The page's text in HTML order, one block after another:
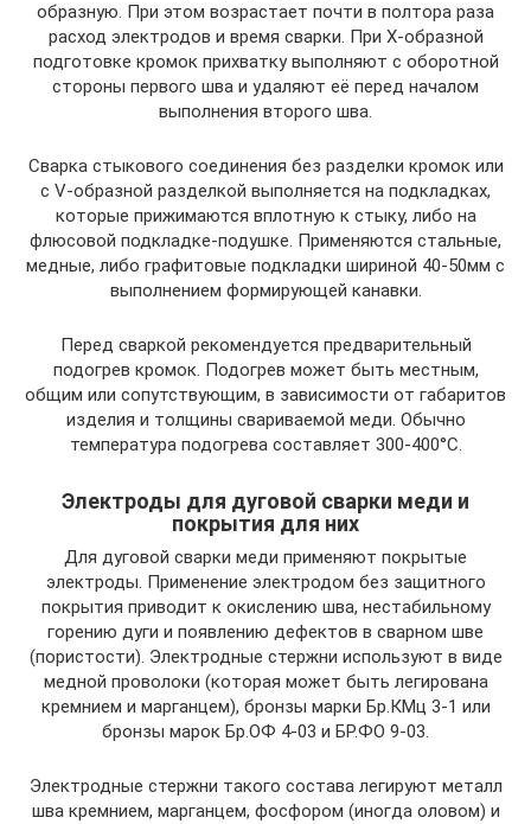
образную. При этом возрастает почти в полтора раза
расход электродов и время сварки. При Х-образной
подготовке кромок прихватку выполняют с оборотной
стороны первого шва и удаляют её перед началом
выполнения второго шва.
Сварка стыкового соединения без разделки кромок или
с V-образной разделкой выполняется на подкладках,
которые прижимаются вплотную к стыку, либо на
флюсовой подкладке-подушке. Применяются стальные,
медные, либо графитовые подкладки шириной 40-50мм с
выполнением формирующей канавки.
Перед сваркой рекомендуется предварительный
подогрев кромок. Подогрев может быть местным,
общим или сопутствующим, в зависимости от габаритов
изделия и толщины свариваемой меди. Обычно
температура подогрева составляет 300-400°C.
Электроды для дуговой сварки меди и
покрытия для них
Для дуговой сварки меди применяют покрытые
электроды. Применение электродом без защитного
покрытия приводит к окислению шва, нестабильному
горению дуги и появлению дефектов в сварном шве
(пористости). Электродные стержни используют в виде
медной проволоки (которая может быть легирована
кремнием и марганцем), бронзы марки Бр.КМц 3-1 или
бронзы марок Бр.ОФ 4-03 и БР.ФО 9-03.
Электродные стержни такого состава легируют металл
шва кремнием, марганцем, фосфором (иногда оловом) и